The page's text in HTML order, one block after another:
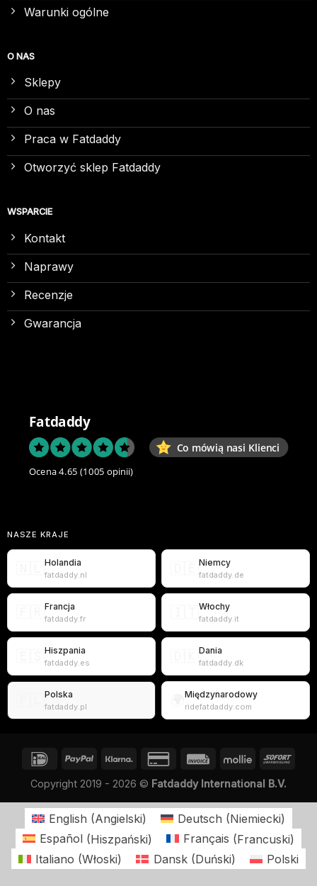
Warunki ogólne
O NAS
Sklepy
O nas
Praca w Fatdaddy
Otworzyć sklep Fatdaddy
WSPARCIE
Kontakt
Naprawy
Recenzje
Gwarancja
Fatdaddy
Co mówią nasi Klienci
Ocena 4.65 (1005 opinii)
NASZE KRAJE
Holandia
fatdaddy.nl
Niemcy
fatdaddy.de
Francja
fatdaddy.fr
Włochy
fatdaddy.it
Hiszpania
fatdaddy.es
Dania
fatdaddy.dk
Polska
fatdaddy.pl
Międzynarodowy
ridefatdaddy.com
Copyright 2019 - 2026 © Fatdaddy International B.V.
English (Angielski) Deutsch (Niemiecki)
Español (Hiszpański) Français (Francuski)
Italiano (Włoski) Dansk(Duński) Polski